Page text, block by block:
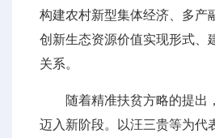
构建农村新型集体经济、多产
创新生态资源价值实现形式、
关系。
随着精准扶贫方略的提出
迈入新阶段。以汪三贵等为代